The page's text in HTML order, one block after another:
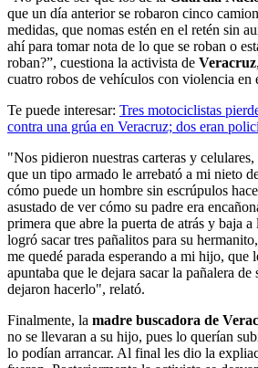
que un día anterior se robaron cinco
medidas, que nomas estén en el retén sin
ahí para tomar nota de lo que se roban o
roban?”, cuestiona la activista de Veracruz
cuatro robos de vehículos con violencia en
Te puede interesar: Tres motociclistas
contra una grúa en Veracruz; dos eran
"Nos pidieron nuestras carteras y
que un tipo armado le arrebató a mi nieto
cómo puede un hombre sin escrúpulos
asustado de ver cómo su padre era
primera que abre la puerta de atrás y baja
logró sacar tres pañalitos para su
me quedé parada esperando a mi hijo, que
apuntaba que le dejara sacar la pañalera de
dejaron hacerlo", relató.
Finalmente, la madre buscadora de
no se llevaran a su hijo, pues lo querían
lo podían arrancar. Al final les dio la